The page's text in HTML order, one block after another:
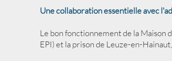
Une collaboration essentielle avec
Le bon fonctionnement de la Maison
EPI) et la prison de Leuze-en-